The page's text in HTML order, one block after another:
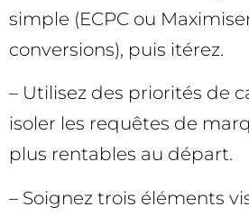
simple (ECPC ou
conversions), puis itérez.
– Utilisez des priorités de
isoler les requêtes de
plus rentables au départ.
– Soignez trois éléments